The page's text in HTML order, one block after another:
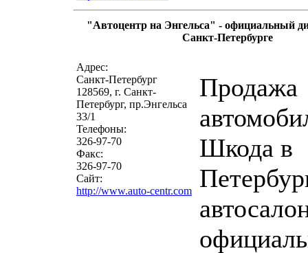
"Автоцентр на Энгельса" - официальный
Санкт-Петербурге
Адрес:
Санкт-Петербург
128569, г. Санкт-
Петербург, пр.Энгельса
33/1
Телефоны:
326-97-70
Факс:
326-97-70
Сайт:
http://www.auto-centr.com
Продажа
Шкода в